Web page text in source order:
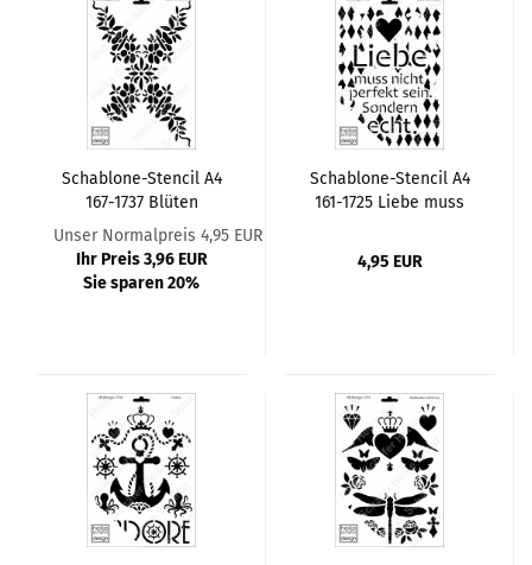
Schablone-Stencil A4
167-1737 Blüten
Ornament
Unser Normalpreis 4,95 EUR
Ihr Preis 3,96 EUR
Sie sparen 20%
Schablone-Stencil A4
161-1725 Liebe muss
4,95 EUR